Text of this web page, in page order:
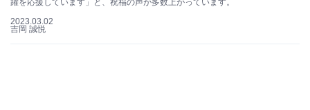
躍を応援しています」と、祝福の声が多数上がっています。
2023.03.02
吉岡 誠悦